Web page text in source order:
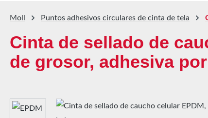
Moll Puntos adhesivos circulares de cinta de tela
Cinta de sellado de
de grosor, adhesiva
Omitir galería de imágenes